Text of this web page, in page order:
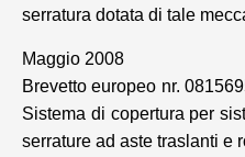
serratura dotata di tale
Maggio 2008
Brevetto europeo nr.
Sistema di copertura per
serrature ad aste traslanti e